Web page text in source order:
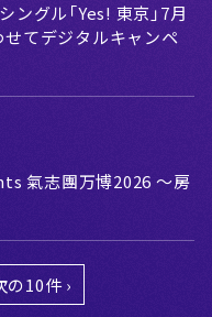
グル「Yes! 東京」7月
てデジタルキャンペ
氣志團万博2026 ～房
の10件 ›